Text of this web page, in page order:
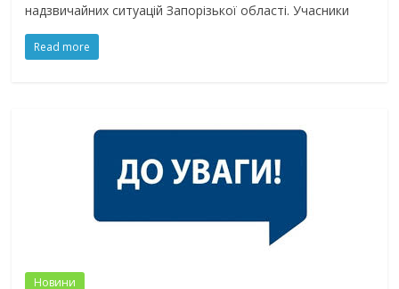
надзвичайних ситуацій Запорізької області. Учасники
Read more
Новини